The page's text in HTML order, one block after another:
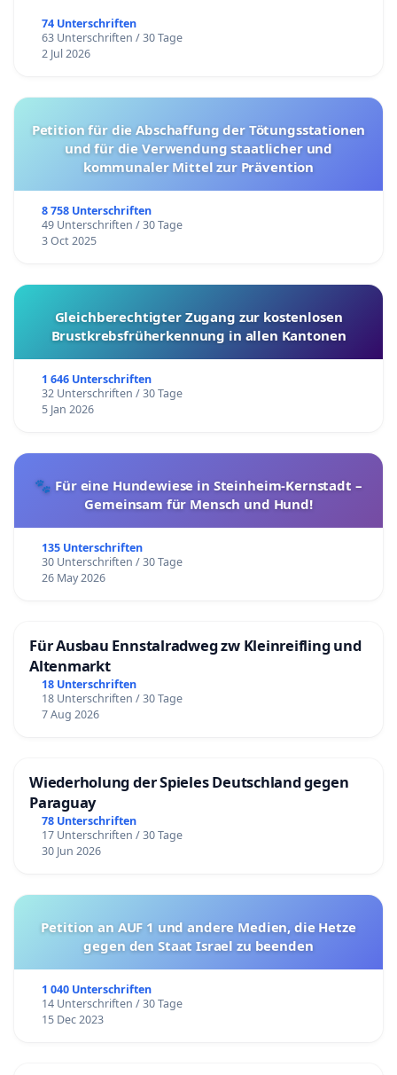
74 Unterschriften
63 Unterschriften / 30 Tage
2 Jul 2026
Petition für die Abschaffung der Tötungsstationen
und für die Verwendung staatlicher und
kommunaler Mittel zur Prävention
8 758 Unterschriften
49 Unterschriften / 30 Tage
3 Oct 2025
Gleichberechtigter Zugang zur kostenlosen
Brustkrebsfrüherkennung in allen Kantonen
1 646 Unterschriften
32 Unterschriften / 30 Tage
5 Jan 2026
🐾 Für eine Hundewiese in Steinheim-Kernstadt –
Gemeinsam für Mensch und Hund!
135 Unterschriften
30 Unterschriften / 30 Tage
26 May 2026
Für Ausbau Ennstalradweg zw Kleinreifling und
Altenmarkt
18 Unterschriften
18 Unterschriften / 30 Tage
7 Aug 2026
Wiederholung der Spieles Deutschland gegen
Paraguay
78 Unterschriften
17 Unterschriften / 30 Tage
30 Jun 2026
Petition an AUF 1 und andere Medien, die Hetze
gegen den Staat Israel zu beenden
1 040 Unterschriften
14 Unterschriften / 30 Tage
15 Dec 2023